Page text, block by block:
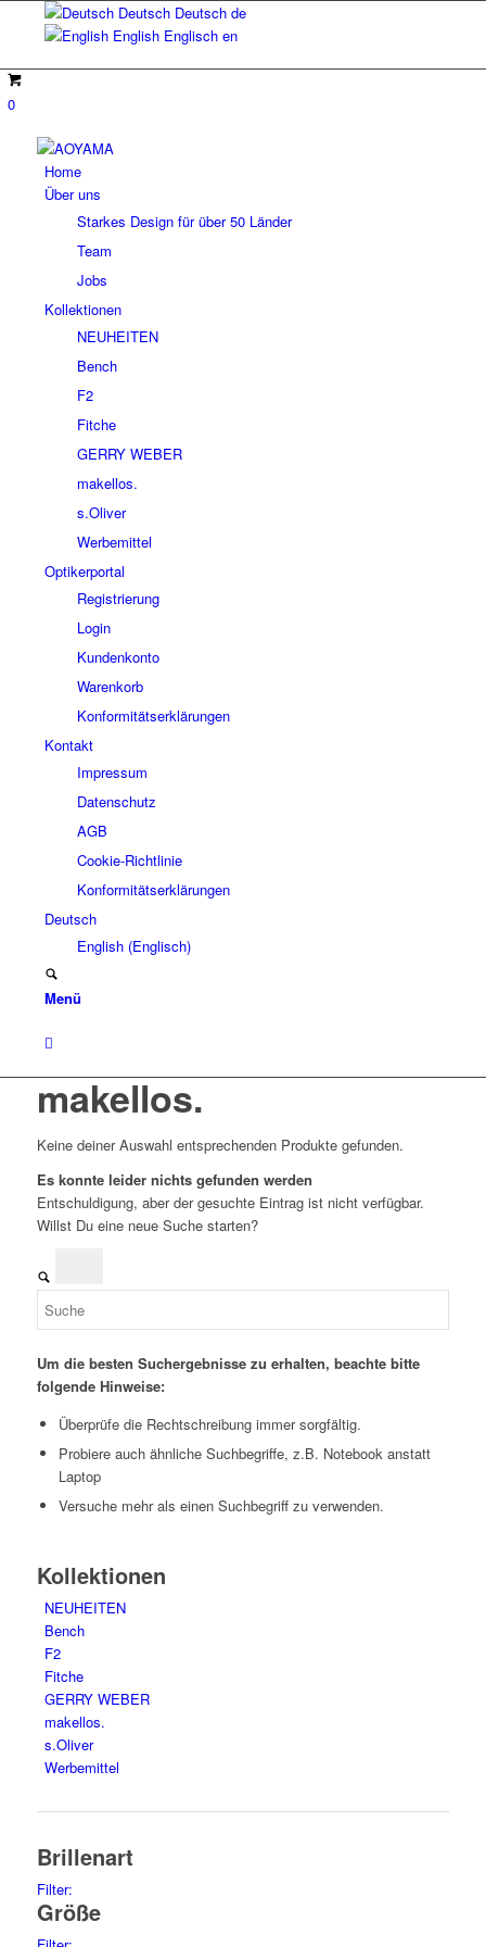
Deutsch Deutsch de
English Englisch en
0
Home
Über uns
Starkes Design für über 50 Länder
Team
Jobs
Kollektionen
NEUHEITEN
Bench
F2
Fitche
GERRY WEBER
makellos.
s.Oliver
Werbemittel
Optikerportal
Registrierung
Login
Kundenkonto
Warenkorb
Konformitätserklärungen
Kontakt
Impressum
Datenschutz
AGB
Cookie-Richtlinie
Konformitätserklärungen
Deutsch
English(Englisch)
Menü
makellos.
Keine deiner Auswahl entsprechenden Produkte gefunden.
Es konnte leider nichts gefunden werden
Entschuldigung, aber der gesuchte Eintrag ist nicht verfügbar.
Willst Du eine neue Suche starten?
Um die besten Suchergebnisse zu erhalten, beachte bitte
folgende Hinweise:
Überprüfe die Rechtschreibung immer sorgfältig.
Probiere auch ähnliche Suchbegriffe, z.B. Notebook anstatt
Laptop
Versuche mehr als einen Suchbegriff zu verwenden.
Kollektionen
NEUHEITEN
Bench
F2
Fitche
GERRY WEBER
makellos.
s.Oliver
Werbemittel
Brillenart
Filter:
glasses75
Größe